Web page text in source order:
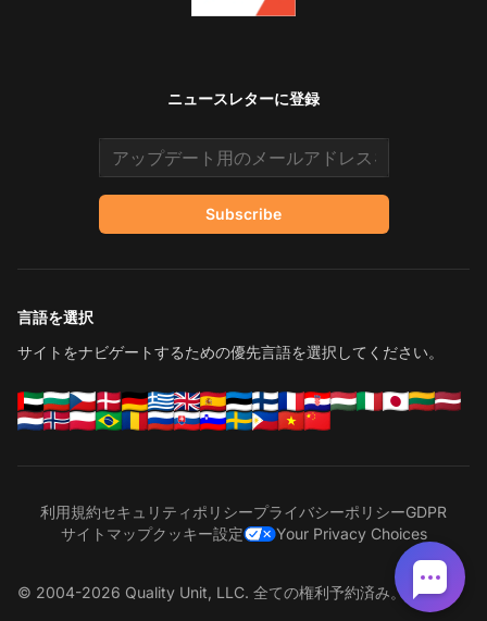
ニュースレターに登録
Email address
Subscribe
言語を選択
サイトをナビゲートするための優先言語を選択してください。
利用規約セキュリティポリシープライバシーポリシーGDPR
サイトマップクッキー設定 Your Privacy Choices
© 2004-2026 Quality Unit, LLC. 全ての権利予約済み。